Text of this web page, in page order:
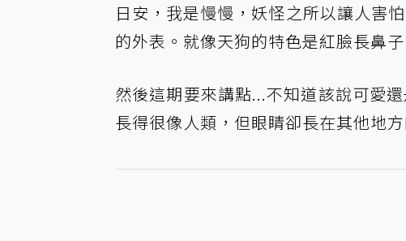
日安，我是慢慢，妖怪之所以讓人害
的外表。就像天狗的特色是紅臉長鼻
然後這期要來講點...不知道該說可愛
長得很像人類，但眼睛卻長在其他地方